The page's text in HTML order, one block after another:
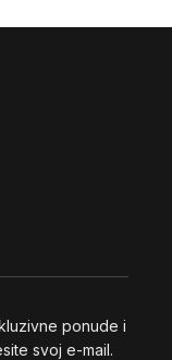
ponude i
svoj e-mail.